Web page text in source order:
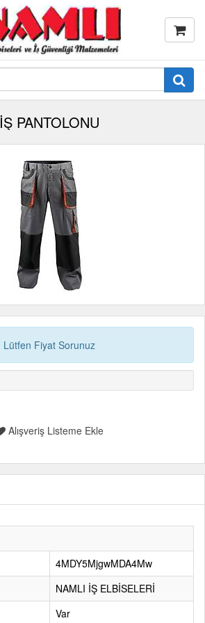
İŞ PANTOLONU
Lütfen Fiyat Sorunuz
Alışveriş Listeme Ekle
4MDY5MjgwMDA4Mw
NAMLI İŞ ELBİSELERİ
Var